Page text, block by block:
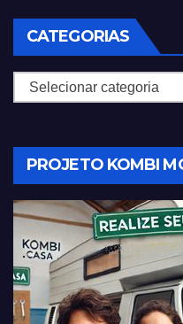
CATEGORIAS
Categorias
PROJETO KOMBI